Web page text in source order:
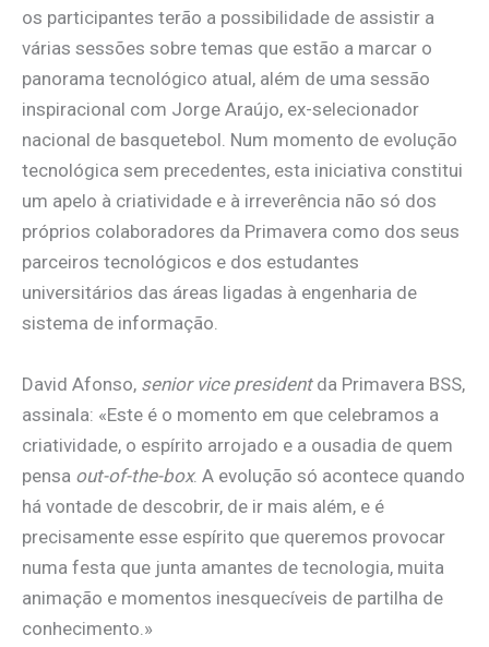
os participantes terão a possibilidade de assistir a
várias sessões sobre temas que estão a marcar o
panorama tecnológico atual, além de uma sessão
inspiracional com Jorge Araújo, ex-selecionador
nacional de basquetebol. Num momento de evolução
tecnológica sem precedentes, esta iniciativa constitui
um apelo à criatividade e à irreverência não só dos
próprios colaboradores da Primavera como dos seus
parceiros tecnológicos e dos estudantes
universitários das áreas ligadas à engenharia de
sistema de informação.
David Afonso, senior vice presidentda Primavera BSS,
assinala: «Este é o momento em que celebramos a
criatividade, o espírito arrojado e a ousadia de quem
pensa out-of-the-box. A evolução só acontece quando
há vontade de descobrir, de ir mais além, e é
precisamente esse espírito que queremos provocar
numa festa que junta amantes de tecnologia, muita
animação e momentos inesquecíveis de partilha de
conhecimento.»